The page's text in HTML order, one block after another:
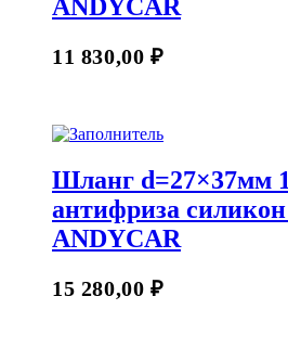
ANDYCAR
11 830,00 ₽
Шланг d=27×37мм
антифриза
ANDYCAR
15 280,00 ₽